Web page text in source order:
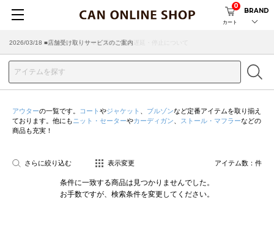
カート
0
BRAND
2026/07/29 ■【お知らせ】ヤマト運輸の配送遅延・停止について
2026/03/18 ■店舗受け取りサービスのご案内
アウターの一覧です。 コート やジャケット ブルゾンなど定番アイテムを取り揃え
ております。他にも ニット・セーターやカーディガン ストール・マフラーなどの
商品も充実！
さらに絞り込む 表示変更 アイテム数： 件
条件に一致する商品は見つかりませんでした。
お手数ですが、検索条件を変更してください。